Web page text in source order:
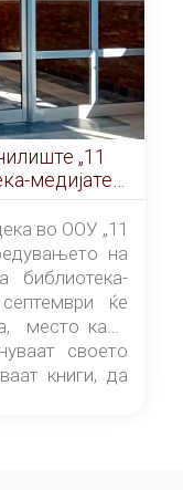
„11
медијатека
во ООУ „11
на
библиотека-
ќе
место каде
своето
книги, да